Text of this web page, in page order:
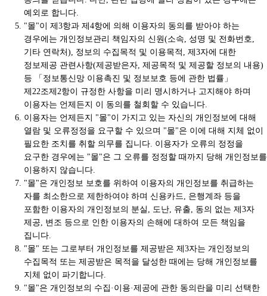
예외로 합니다.
"몰"이 제3항과 제4항에 의해 이용자의 동의를 받아야 하는
경우에는 개인정보관리 책임자의 신원(소속, 성명 및 전화번호,
기타 연락처), 정보의 수집목적 및 이용목적, 제3자에 대한
정보제공 관련사항(제공받은자, 제공목적 및 제공할 정보의 내용)
등 「정보통신망 이용촉진 및 정보보호 등에 관한 법률」
제22조제2항이 규정한 사항을 미리 명시하거나 고지해야 하며
이용자는 언제든지 이 동의를 철회할 수 있습니다.
이용자는 언제든지 "몰"이 가지고 있는 자신의 개인정보에 대해
열람 및 오류정정을 요구할 수 있으며 "몰"은 이에 대해 지체 없이
필요한 조치를 취할 의무를 집니다. 이용자가 오류의 정정을
요구한 경우에는 "몰"은 그 오류를 정정할 때까지 당해 개인정보를
이용하지 않습니다.
"몰"은 개인정보 보호를 위하여 이용자의 개인정보를 취급하는
자를 최소한으로 제한하여야 하며 신용카드, 은행계좌 등을
포함한 이용자의 개인정보의 분실, 도난, 유출, 동의 없는 제3자
제공, 변조 등으로 인한 이용자의 손해에 대하여 모든 책임을
집니다.
"몰" 또는 그로부터 개인정보를 제공받은 제3자는 개인정보의
수집목적 또는 제공받은 목적을 달성한 때에는 당해 개인정보를
지체 없이 파기합니다.
"몰"은 개인정보의 수집·이용·제공에 관한 동의란을 미리 선택한